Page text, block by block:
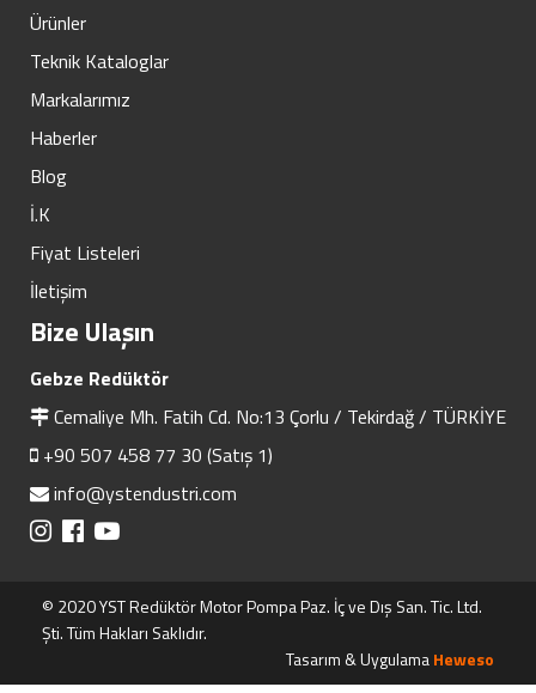
Ürünler
Teknik Kataloglar
Markalarımız
Haberler
Blog
İ.K
Fiyat Listeleri
İletişim
Bize Ulaşın
Gebze Redüktör
Cemaliye Mh. Fatih Cd. No:13 Çorlu / Tekirdağ / TÜRKİYE
+90 507 458 77 30 (Satış 1)
info@ystendustri.com
© 2020 YST Redüktör Motor Pompa Paz. İç ve Dış San. Tic. Ltd.
Şti. Tüm Hakları Saklıdır.
Tasarım & UygulamaHeweso